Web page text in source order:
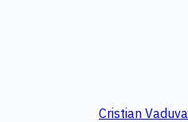
Cristian Vaduva